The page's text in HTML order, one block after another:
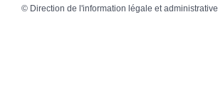
© Direction de l'information légale et administrative